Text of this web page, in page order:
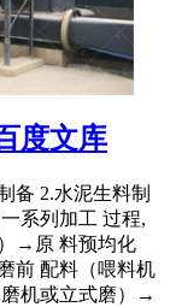
度文库
备 2.水泥生料制
系列加工 过程,
→原 料预均化
前 配料（喂料机
机或立式磨）→